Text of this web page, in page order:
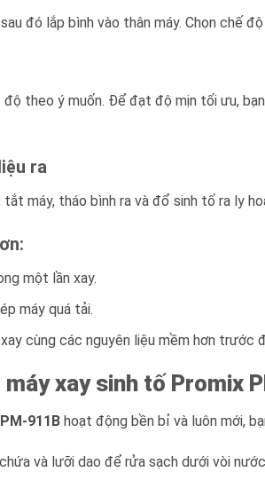
đó lắp bình vào thân máy. Chọn chế
theo ý muốn. Để đạt độ mịn tối ưu,
ra
máy, tháo bình ra và đổ sinh tố ra ly
một lần xay.
máy quá tải.
cùng các nguyên liệu mềm hơn trước
máy xay sinh tố Promix
911B hoạt động bền bỉ và luôn mới,
và lưỡi dao để rửa sạch dưới vòi